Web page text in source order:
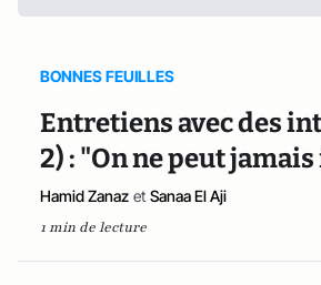
BONNES FEUILLES
Entretiens avec des
2) : "On ne peut
Hamid Zanaz et Sanaa El Aji
1 min de lecture